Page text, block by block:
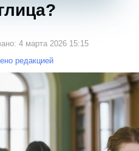
4 марта 2026 15:15
редакцией